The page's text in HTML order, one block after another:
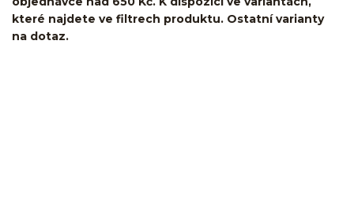
které najdete ve filtrech produktu. Ostatní varianty
na dotaz.